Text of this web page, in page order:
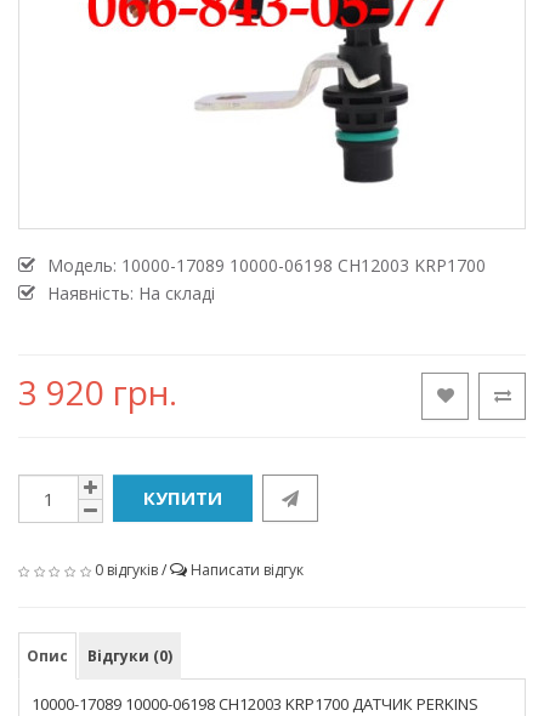
Модель: 10000-17089 10000-06198 CH12003 KRP1700
Наявність: На складі
3 920 грн.
КУПИТИ
0 відгуків/ Написати відгук
Опис Відгуки (0)
10000-17089 10000-06198 CH12003 KRP1700 ДАТЧИК PERKINS